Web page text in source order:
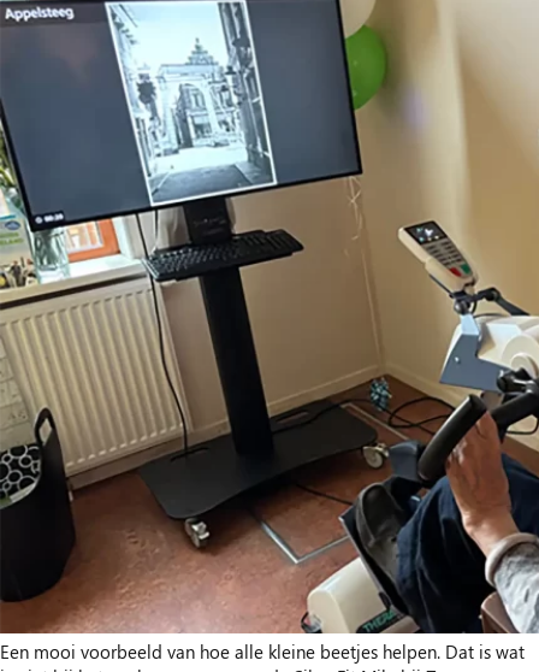
Een mooi voorbeeld van hoe alle kleine beetjes helpen. Dat is wat